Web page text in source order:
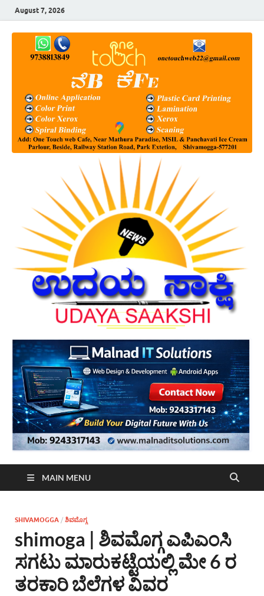
August 7, 2026
MAIN MENU
SHIVAMOGGA / ಶಿವಮೊಗ್ಗ
shimoga | ಶಿವಮೊಗ್ಗ ಎಪಿಎಂಸಿ
ಸಗಟು ಮಾರುಕಟ್ಟೆಯಲ್ಲಿ ಮೇ 6 ರ
ತರಕಾರಿ ಬೆಲೆಗಳ ವಿವರ